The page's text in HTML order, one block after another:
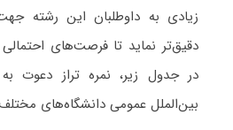
زیادی به داوطلبان این رشته
دقیق‌تر نماید تا فرصت‌های
در جدول زیر، نمره تراز دعوت
بین‌الملل عمومی دانشگاه‌های